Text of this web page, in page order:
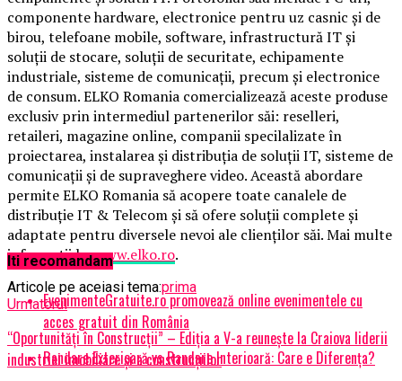
componente hardware, electronice pentru uz casnic și de
birou, telefoane mobile, software, infrastructură IT și
soluții de stocare, soluții de securitate, echipamente
industriale, sisteme de comunicații, precum și electronice
de consum. ELKO Romania comercializează aceste produse
exclusiv prin intermediul partenerilor săi: reselleri,
retaileri, magazine online, companii specilalizate în
proiectarea, instalarea și distribuția de soluții IT, sisteme de
comunicații și de supraveghere video. Această abordare
permite ELKO Romania să acopere toate canalele de
distribuție IT & Telecom și să ofere soluții complete și
adaptate pentru diversele nevoi ale clienților săi. Mai multe
informații la:www.elko.ro.
Articole pe aceiasi tema:prima
Urmatorul
“Oportunități în Construcții” – Ediția a V-a reunește la Craiova liderii
industriei imobiliare și a construcțiilor
Iti recomandam
EvenimenteGratuite.ro promovează online evenimentele cu
acces gratuit din România
Randare Exterioară vs Randare Interioară: Care e Diferența?